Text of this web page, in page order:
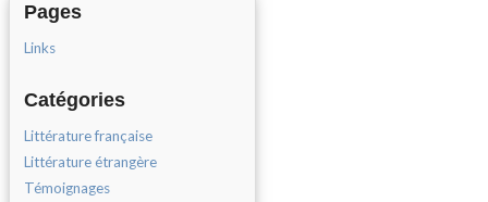
Pages
Links
Catégories
Littérature française
Littérature étrangère
Témoignages